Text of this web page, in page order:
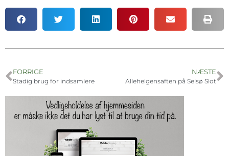
FORRIGE
Stadig brug for indsamlere
NÆSTE
Allehelgensaften på Selsø Slot